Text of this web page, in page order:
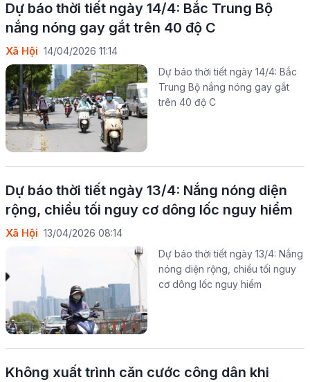
Dự báo thời tiết ngày 14/4:​ Bắc Trung Bộ
nắng nóng gay gắt trên 40 độ C
Xã Hội 14/04/2026 11:14
Dự báo thời tiết ngày 14/4:​ Bắc
Trung Bộ nắng nóng gay gắt
trên 40 độ C
Dự báo thời tiết ngày 13/4: Nắng nóng diện
rộng, chiều tối nguy cơ dông lốc nguy hiểm
Xã Hội 13/04/2026 08:14
Dự báo thời tiết ngày 13/4: Nắng
nóng diện rộng, chiều tối nguy
cơ dông lốc nguy hiểm
Không xuất trình căn cước công dân khi